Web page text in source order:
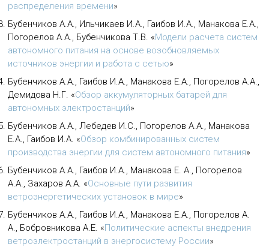
распределения времени»
Бубенчиков А.А., Ильчикаев И.А., Гаибов И.А., Манакова Е.А.,
Погорелов А.А., Бубенчикова Т.В. «Модели расчета систем
автономного питания на основе возобновляемых
источников энергии и работа с сетью»
Бубенчиков А.А., Гаибов И.А., Манакова Е.А., Погорелов А.А.,
Демидова Н.Г. «Обзор аккумуляторных батарей для
автономных электростанций»
Бубенчиков А.А., Лебедев И.С., Погорелов А.А., Манакова
Е.А., Гаибов И.А. «Обзор комбинированных систем
производства энергии для систем автономного питания»
Бубенчиков А.А., Гаибов И.А., Манакова Е. А., Погорелов
А.А., Захаров А.А. «Основные пути развития
ветроэнергетических установок в мире»
Бубенчиков А.А., Гаибов И.А., Манакова Е.А., Погорелов А.
А., Бобровникова А.Е. «Политические аспекты внедрения
ветроэлектростанций в энергосистему России»